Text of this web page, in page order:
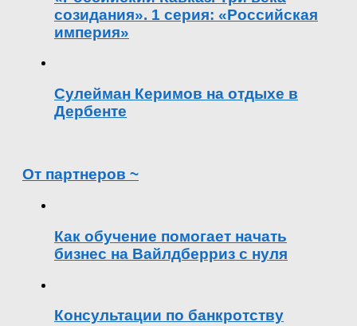
созидания». 1 серия: «Российская
империя»
Сулейман Керимов на отдыхе в
Дербенте
От партнеров ~
Как обучение помогает начать
бизнес на Вайлдберриз с нуля
Консультации по банкротству